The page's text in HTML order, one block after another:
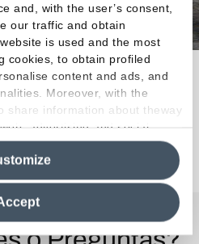
and, with the user’s consent,
our traffic and obtain
is used and the most
cookies, to obtain profiled
content and ads, and
Moreover, with the
share information about theway
advertising and social
may combine itwith other
By closing this banner,
possible tocontinue browsing
cookies. For more
Policy
del mármol, síntesis de
y eternidad.